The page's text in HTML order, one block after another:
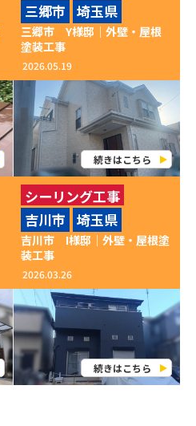
三郷市 Y様邸｜外壁・屋根
塗装工事
2026.05.19
続きはこちら
付帯部塗装 外壁塗装
屋根塗装
三郷市 埼玉県
吉川市 I様邸│外壁・屋根塗
装工事
2026.03.26
続きはこちら
シーリング工事
付帯部塗装 外壁塗装
外装修理
屋根塗装
吉川市 埼玉県